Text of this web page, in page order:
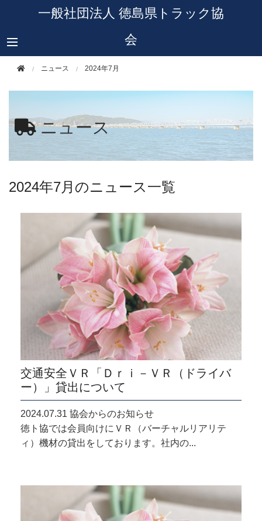
一般社団法人 徳島県トラック協
会
ニュース 2024年7月
ニュース
2024年7月のニュース一覧
交通安全ＶＲ「Ｄｒｉ－ＶＲ（ドライバ
ー）」貸出について
2024.07.31 協会からのお知らせ
徳ト協では会員向けにＶＲ（バーチャルリアリテ
ィ）機材の貸出をしております。社内の...